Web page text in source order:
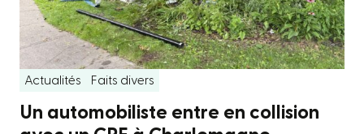
Actualités Faits divers
Un automobiliste entre en collision